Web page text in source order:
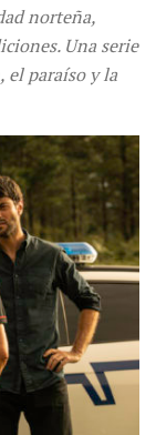
norteña,
Una serie
el paraíso y la